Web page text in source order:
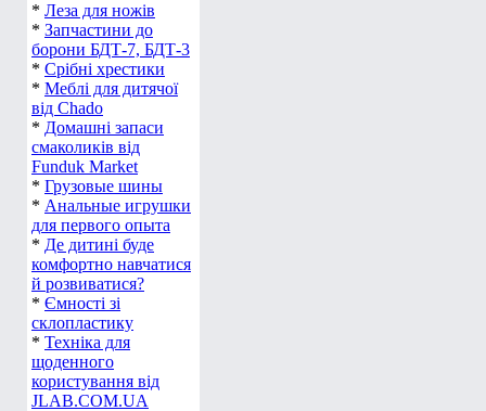
* Леза для ножів
* Запчастини до
борони БДТ-7, БДТ-3
* Срібні хрестики
* Меблі для дитячої
від Chado
* Домашні запаси
смаколиків від
Funduk Market
* Грузовые шины
* Анальные игрушки
для первого опыта
* Де дитині буде
комфортно навчатися
й розвиватися?
* Ємності зі
склопластику
* Техніка для
щоденного
користування від
JLAB.COM.UA